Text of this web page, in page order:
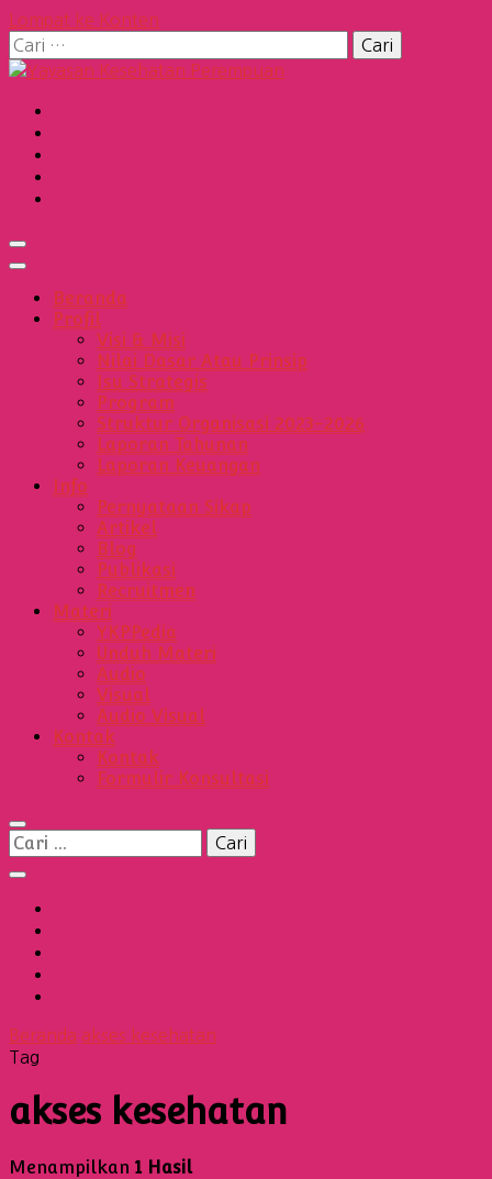
Lompat ke Konten
Cari
untuk:
Yayasan Kesehatan
Perempuan
Beranda
Profil
Visi & Misi
Nilai Dasar Atau Prinsip
Isu Strategis
Program
Struktur Organisasi 2023-2026
Laporan Tahunan
Laporan Keuangan
Info
Pernyataan Sikap
Artikel
Blog
Publikasi
Recruitmen
Materi
YKPPedia
Unduh Materi
Audio
Visual
Audio Visual
Kontak
Kontak
Formulir Konsultasi
Cari
untuk:
Beranda akses kesehatan
Tag
akses kesehatan
Menampilkan 1 Hasil